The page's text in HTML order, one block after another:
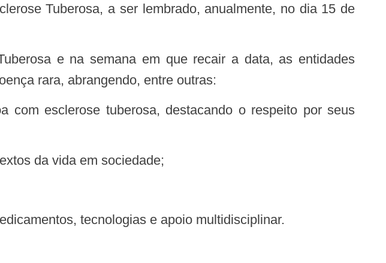
rara, abrangendo, entre outras:
da vida em sociedade;
tecnologias e apoio multidisciplinar.